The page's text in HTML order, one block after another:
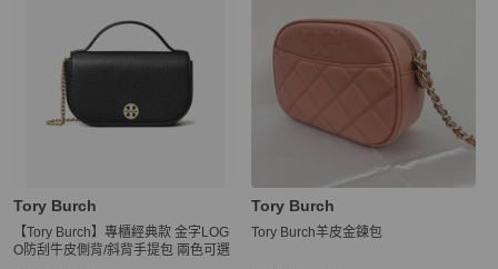
Tory Burch
【Tory Burch】專櫃經典款 金字LOG
O防刮牛皮側背/斜背手提包 兩色可選
Tory Burch
Tory Burch羊皮金鍊包